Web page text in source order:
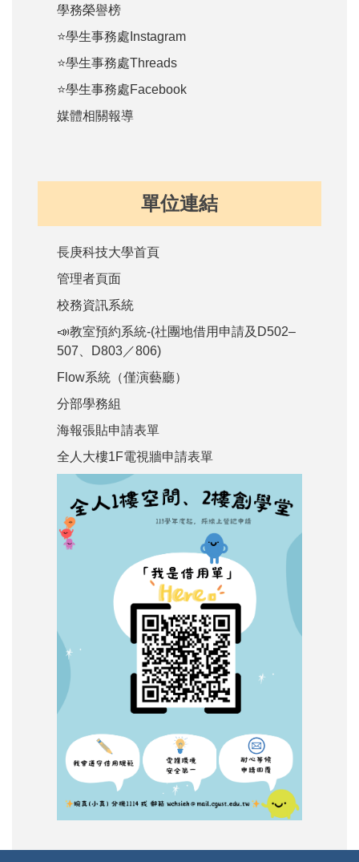
學務榮譽榜
⭐學生事務處Instagram
⭐學生事務處Threads
⭐學生事務處Facebook
媒體相關報導
單位連結
長庚科技大學首頁
管理者頁面
校務資訊系統
📣教室預約系統-(社團地借用申請及D502–
507、D803／806)
Flow系統（僅演藝廳）
分部學務組
海報張貼申請表單
全人大樓1F電視牆申請表單